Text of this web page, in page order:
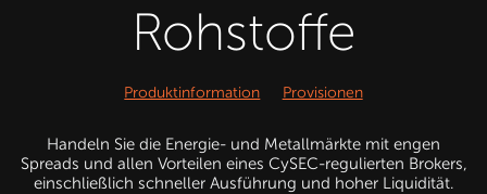
Rohstoffe
Produktinformation Provisionen
Handeln Sie die Energie- und Metallmärkte mit engen
Spreads und allen Vorteilen eines CySEC-regulierten Brokers,
einschließlich schneller Ausführung und hoher Liquidität.